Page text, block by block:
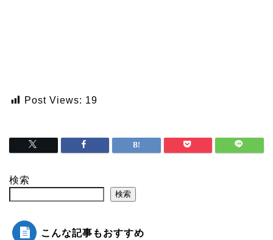
Post Views: 19
検索
検索
こんな記事もおすすめ